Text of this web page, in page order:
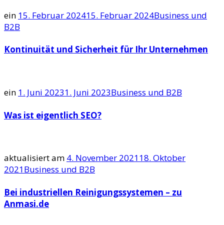
ein 15. Februar 202415. Februar 2024Business und
B2B
Kontinuität und Sicherheit für Ihr Unternehmen
ein 1. Juni 20231. Juni 2023Business und B2B
Was ist eigentlich SEO?
aktualisiert am 4. November 202118. Oktober
2021Business und B2B
Bei industriellen Reinigungssystemen – zu
Anmasi.de